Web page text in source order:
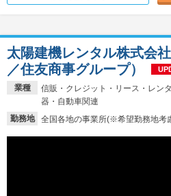
業種
信販・クレジット・リース・レン
器・自動車関連
勤務地
全国各地の事業所(※希望勤務地考
太陽建機レンタル株式会
／住友商事グループ）